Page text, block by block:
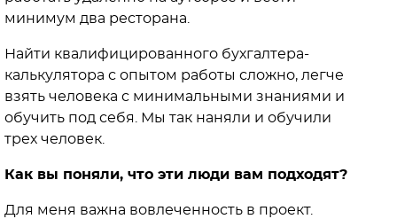
минимум два ресторана.
Найти квалифицированного бухгалтера-
калькулятора с опытом работы сложно, легче
взять человека с минимальными знаниями и
обучить под себя. Мы так наняли и обучили
трех человек.
Как вы поняли, что эти люди вам подходят?
Для меня важна вовлеченность в проект.